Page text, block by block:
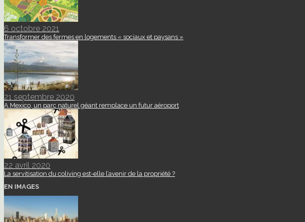
6 octobre 2021
Transformer des fermes en logements « sociaux et paysans »
21 septembre 2020
A Mexico, un parc naturel géant remplace un futur aéroport
22 avril 2020
La servitisation du coliving est-elle l’avenir de la propriété ?
EN IMAGES